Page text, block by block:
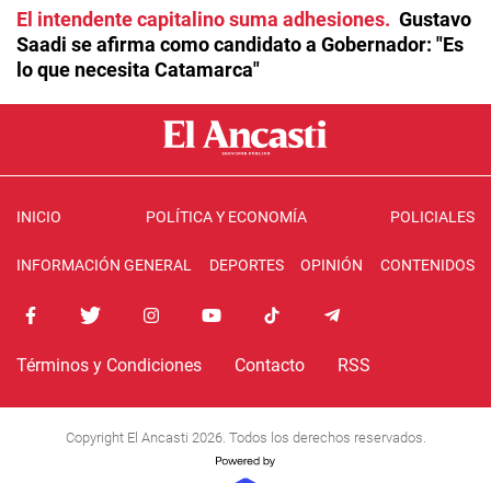
El intendente capitalino suma adhesiones
Gustavo
Saadi se afirma como candidato a Gobernador: "Es
lo que necesita Catamarca"
INICIO POLÍTICA Y ECONOMÍA POLICIALES
INFORMACIÓN GENERAL DEPORTES OPINIÓN CONTENIDOS
Términos y Condiciones Contacto RSS
Copyright El Ancasti 2026. Todos los derechos reservados.